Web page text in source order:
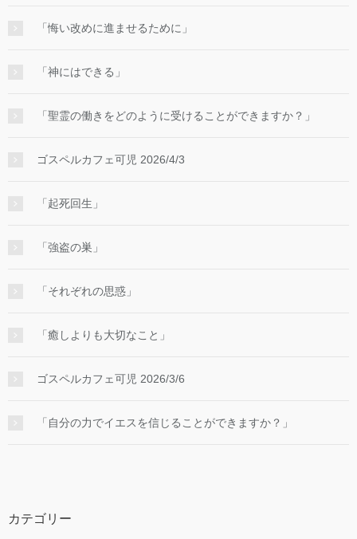
「悔い改めに進ませるために」
「神にはできる」
「聖霊の働きをどのように受けることができますか？」
ゴスペルカフェ可児 2026/4/3
「起死回生」
「強盗の巣」
「それぞれの思惑」
「癒しよりも大切なこと」
ゴスペルカフェ可児 2026/3/6
「自分の力でイエスを信じることができますか？」
カテゴリー